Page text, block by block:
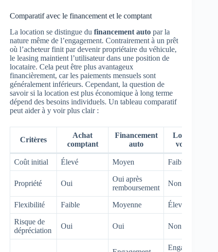
Comparatif avec le financement et le comptant
La location se distingue du financement auto par la
nature même de l’engagement. Contrairement à un prêt
où l’acheteur finit par devenir propriétaire du véhicule,
le leasing maintient l’utilisateur dans une position de
locataire. Cela peut être plus avantageux
financièrement, car les paiements mensuels sont
généralement inférieurs. Cependant, la question de
savoir si la location est plus économique à long terme
dépend des besoins individuels. Un tableau comparatif
peut aider à y voir plus clair :
Critères
Achat
comptant
Financement
auto
Location
voiture
Coût initial Élevé Moyen Faible
Propriété Oui
Oui après
remboursement
Non
Flexibilité Faible Moyenne Élevée
Risque de
dépréciation
Oui Oui Non
Engagement